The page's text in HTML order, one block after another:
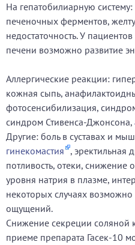
На гепатобилиарную
печеночных ферментов,
недостаточность. У
печени возможно развитие
Аллергические реакции:
кожная сыпь,
фотосенсибилизация,
синдром Стивенса-Джонсона,
Другие: боль в суставах и
гинекомастия , эректильная
потливость, отеки, снижение
уровня натрия в плазме,
некоторых случаях
ощущений.
Снижение секреции соляной
приеме препарата Гасек-10